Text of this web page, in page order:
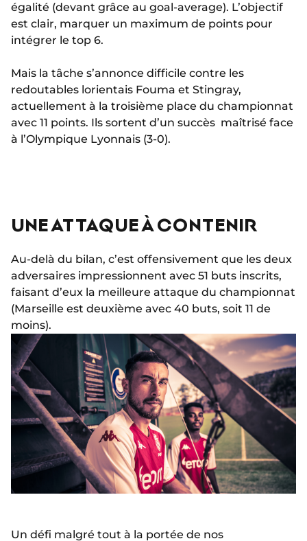
égalité (devant grâce au goal-average). L’objectif
est clair, marquer un maximum de points pour
intégrer le top 6.
Mais la tâche s’annonce difficile contre les
redoutables lorientais Fouma et Stingray,
actuellement à la troisième place du championnat
avec 11 points. Ils sortent d’un succès maîtrisé face
à l’Olympique Lyonnais (3-0).
UNE ATTAQUE À CONTENIR
Au-delà du bilan, c’est offensivement que les deux
adversaires impressionnent avec 51 buts inscrits,
faisant d’eux la meilleure attaque du championnat
(Marseille est deuxième avec 40 buts, soit 11 de
moins).
Un défi malgré tout à la portée de nos